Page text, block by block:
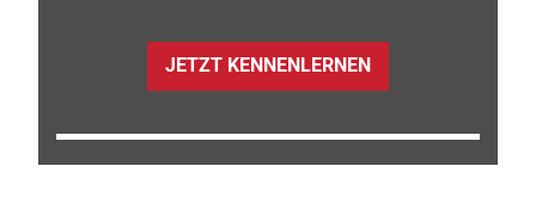
JETZT KENNENLERNEN